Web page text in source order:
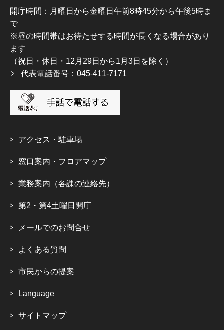
開庁時間：月曜日から金曜日午前8時45分から午後5時ま
で
※昼の時間帯はお待たせする時間が長くなる場合があり
ます
（祝日・休日・12月29日から1月3日を除く）
代表電話番号：045-411-7171
アクセス・駐車場
窓口案内・フロアマップ
業務案内（各課の連絡先）
第2・第4土曜日開庁
メールでのお問合せ
よくある質問
市民からの提案
Language
サイトマップ